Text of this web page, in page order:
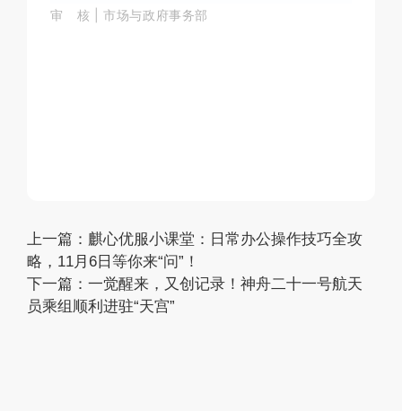
审 核 | 市场与政府事务部
上一篇： 麒心优服小课堂：日常办公操作技巧全攻
略，11月6日等你来“问”！‌
下一篇： 一觉醒来，又创记录！神舟二十一号航天
员乘组顺利进驻“天宫”